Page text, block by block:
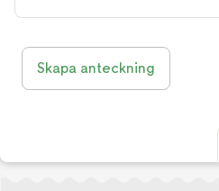
Skapa anteckning